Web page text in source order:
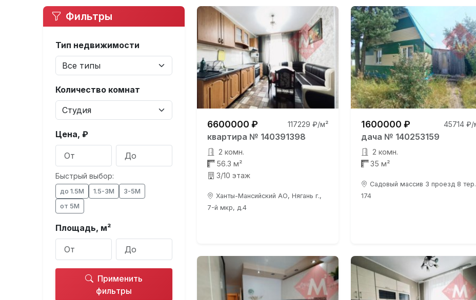
Фильтры
Тип недвижимости
Количество комнат
Цена, ₽
Быстрый выбор:
до 1.5М 1.5-3М
3-5М
от 5М
Площадь, м²
Применить
фильтры
6600000 ₽ 117229 ₽/м²
квартира № 140391398
2 комн.
56.3 м²
3/10 этаж
Ханты-Мансийский АО, Нягань г.,
7-й мкр, д.4
1600000 ₽ 45714 ₽/
дача № 140253159
2 комн.
35 м²
Садовый массив 3 проезд 8
174